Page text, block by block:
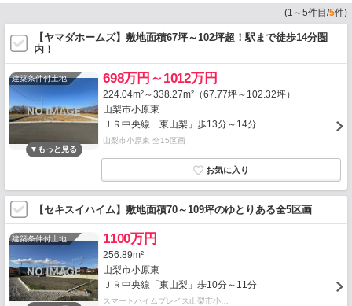
(1 ～5件目/5件)
【ヤマダホームズ】敷地面積67坪～102坪超！駅まで徒歩14分圏
内！
建築条件付土地 698万円～1012万円
224.04m²～338.27m²（67.77坪～102.32坪）
山梨市小原東
ＪＲ中央線「東山梨」歩13分～14分
山梨市小原東 全15区画
【セキスイハイム】敷地面積70～109坪のゆとりある全5区画
建築条件付土地 1100万円
256.89m²
山梨市小原東
ＪＲ中央線「東山梨」歩10分～11分
スマートハイムプレイス山梨市小…